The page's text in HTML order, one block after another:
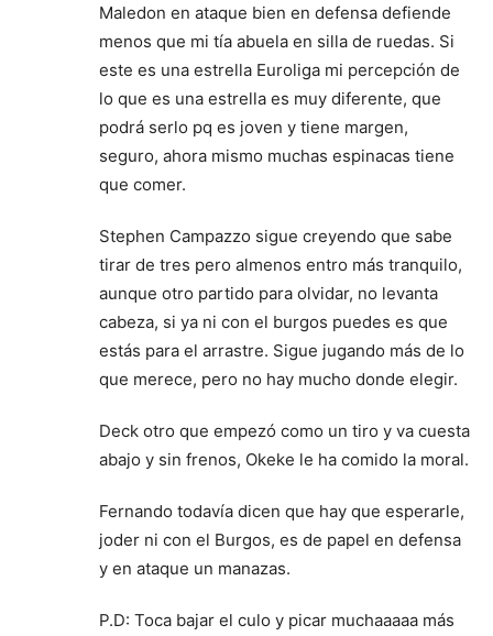
Maledon en ataque bien en defensa defiende
menos que mi tía abuela en silla de ruedas. Si
este es una estrella Euroliga mi percepción de
lo que es una estrella es muy diferente, que
podrá serlo pq es joven y tiene margen,
seguro, ahora mismo muchas espinacas tiene
que comer.
Stephen Campazzo sigue creyendo que sabe
tirar de tres pero almenos entro más tranquilo,
aunque otro partido para olvidar, no levanta
cabeza, si ya ni con el burgos puedes es que
estás para el arrastre. Sigue jugando más de lo
que merece, pero no hay mucho donde elegir.
Deck otro que empezó como un tiro y va cuesta
abajo y sin frenos, Okeke le ha comido la moral.
Fernando todavía dicen que hay que esperarle,
joder ni con el Burgos, es de papel en defensa
y en ataque un manazas.
P.D: Toca bajar el culo y picar muchaaaaa más